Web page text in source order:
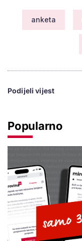
anketa
Podijeli vijest
Popularno